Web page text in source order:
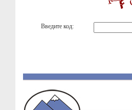
Введите код: